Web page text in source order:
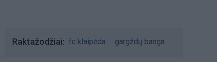
Raktažodžiai fc klaipėda gargždų banga